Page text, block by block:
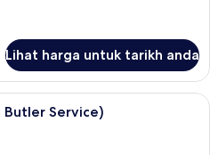
Lihat harga untuk tarikh anda
Presidential Villa (Maya with Butler
Service)